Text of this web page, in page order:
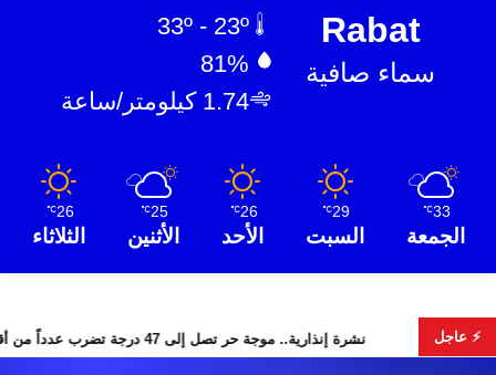
Rabat
سماء صافية
81%
1.74 كيلومتر/ساعة
33
℃
الجمعة
29
℃
السبت
26
℃
الأحد
25
℃
الأثنين
26
℃
الثلاثاء
⚡ عاجلعن هويات الضحايا نشرة إنذارية.. موجة حر تصل إلى 47 درجة تضرب عدداً من أقاليم المغرب